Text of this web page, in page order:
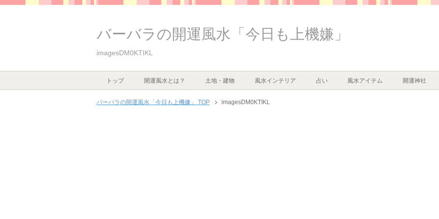
バーバラの開運風水「今日も上機嫌」
imagesDM0KTIKL
トップ 開運風水とは？ 土地・建物 風水インテリア 占い 風水アイテム 開運神社
バーバラの開運風水「今日も上機嫌」 TOP imagesDM0KTIKL